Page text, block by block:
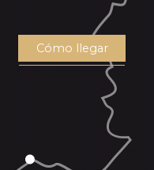
Cómo llegar